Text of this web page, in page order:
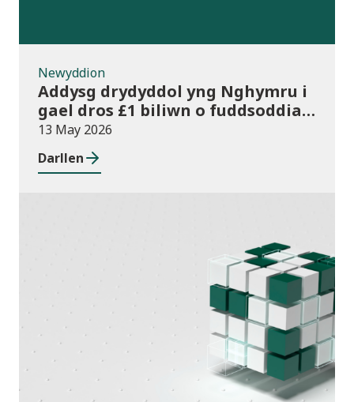
Newyddion
Addysg drydyddol yng Nghymru i
gael dros £1 biliwn o fuddsoddiad
am y tro cyntaf
13 May 2026
Darllen
Cyhoeddiadau